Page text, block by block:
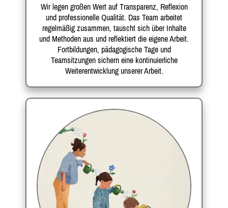
Wir legen großen Wert auf Transparenz, Reflexion
und professionelle Qualität. Das Team arbeitet
regelmäßig zusammen, tauscht sich über Inhalte
und Methoden aus und reflektiert die eigene Arbeit.
Fortbildungen, pädagogische Tage und
Teamsitzungen sichern eine kontinuierliche
Weiterentwicklung unserer Arbeit.